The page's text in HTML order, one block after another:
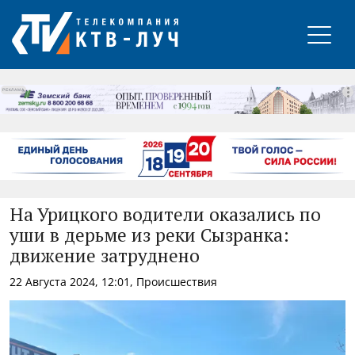
РЕКЛАМА
На Урицкого водители оказались по
уши в дерьме из реки Сызранка:
движение затруднено
22 Августа 2024, 12:01, Происшествия